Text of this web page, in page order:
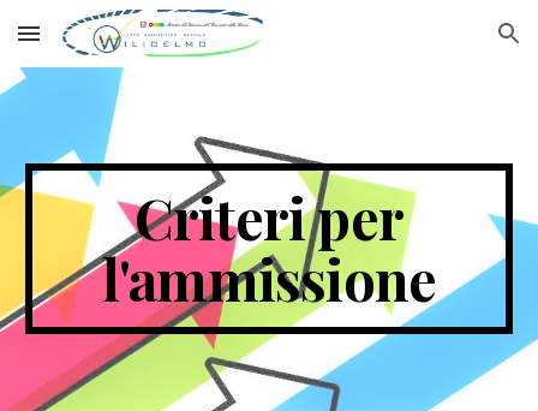
Skip to main content Skip to navigation
Criteri per
l'ammissione